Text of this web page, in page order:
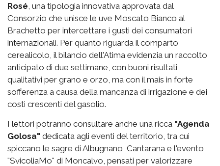
Rosé , una tipologia innovativa approvata dal
Consorzio che unisce le uve Moscato Bianco al
Brachetto per intercettare i gusti dei consumatori
internazionali. Per quanto riguarda il comparto
cerealicolo, il bilancio dell'Atima evidenzia un raccolto
anticipato di due settimane, con buoni risultati
qualitativi per grano e orzo, ma con il mais in forte
sofferenza a causa della mancanza di irrigazione e dei
costi crescenti del gasolio.
I lettori potranno consultare anche una ricca "Agenda
Golosa" dedicata agli eventi del territorio, tra cui
spiccano le sagre di Albugnano, Cantarana e l'evento
"SvicoliaMo" di Moncalvo, pensati per valorizzare